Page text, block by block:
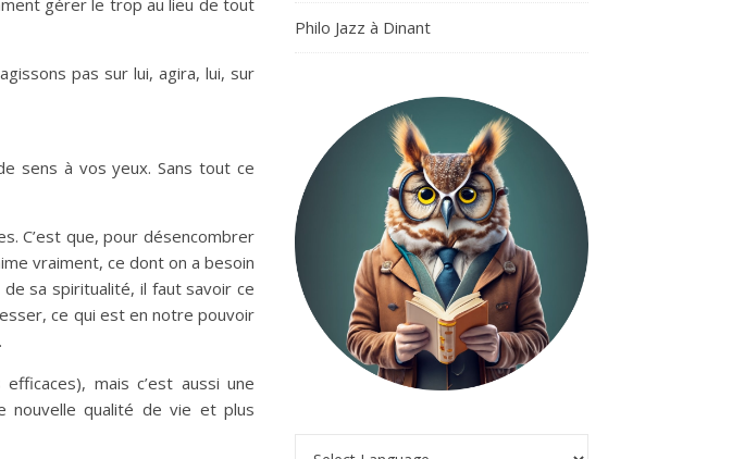
gérer le trop au lieu de tout
pas sur lui, agira, lui, sur
sens à vos yeux. Sans tout ce
C’est que, pour désencombrer
vraiment, ce dont on a besoin
sa spiritualité, il faut savoir ce
ce qui est en notre pouvoir
mais c’est aussi une
nouvelle qualité de vie et plus
Philo Jazz à Dinant